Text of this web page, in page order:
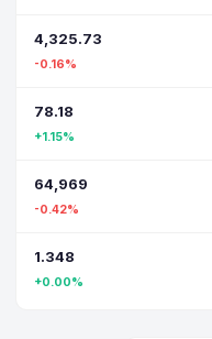
4,325.73
-0.16%
78.18
+1.15%
64,969
-0.42%
1.348
+0.00%